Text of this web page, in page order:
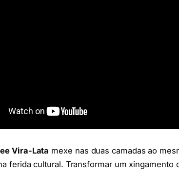
Vira-Lata mexe nas duas camadas ao
ferida cultural. Transformar um xingamento